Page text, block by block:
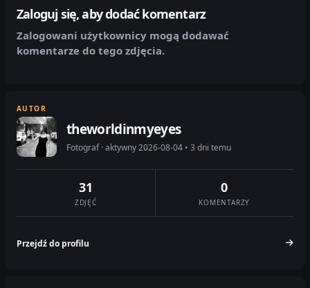
Zaloguj się, aby dodać komentarz
Zalogowani użytkownicy mogą dodawać
komentarze do tego zdjęcia.
AUTOR
theworldinmyeyes
Fotograf · aktywny 2026-08-04 • 3 dni temu
31
ZDJĘĆ
0
KOMENTARZY
Przejdź do profilu